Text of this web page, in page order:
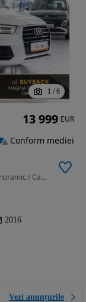
1 / 6
1984 cm3 • 211 CP • Audi Q3 2.0 TFSI Quattro / Panoramic / Cameră / Încălzire scaune
2016
Vezi anunțurile
13 999 EUR
Conform mediei